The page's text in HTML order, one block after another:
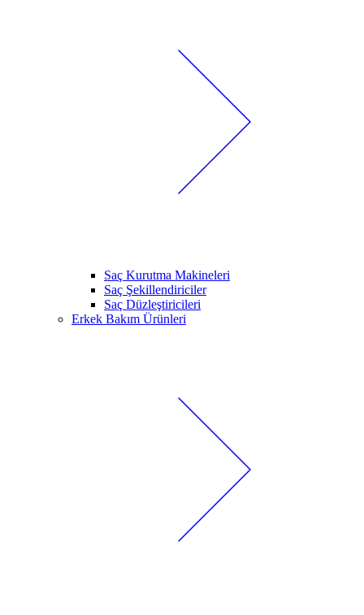
Saç Kurutma Makineleri
Saç Şekillendiriciler
Saç Düzleştiricileri
Erkek Bakım Ürünleri